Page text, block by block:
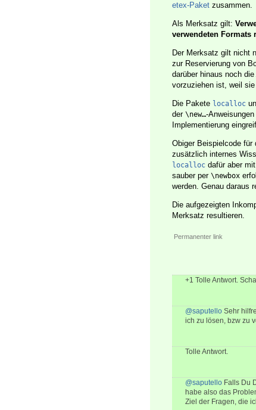
etex-Paket zusammen.
Als Merksatz gilt:
verwendeten Formats
Der Merksatz gilt nicht
zur Reservierung von
darüber hinaus noch
vorzuziehen ist, weil
Die Pakete localloc
der \new…-
Implementierung
Obiger Beispielcode
zusätzlich internes
localloc dafür aber mit
sauber per \newbox
werden. Genau daraus
Die aufgezeigten
Merksatz resultieren.
Permanenter link
+1 Tolle Antwort.
@saputello Sehr
ich zu lösen, bzw zu
Tolle Antwort.
@saputello Falls Du
habe also das
Ziel der Fragen, die